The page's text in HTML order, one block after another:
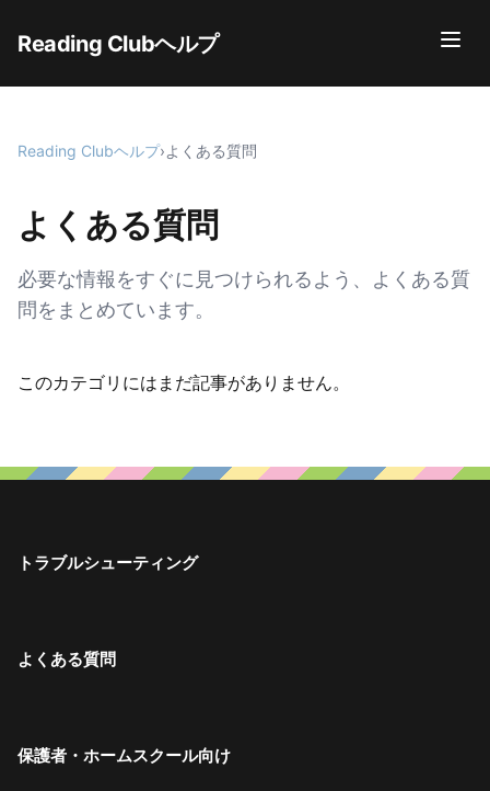
Reading Clubヘルプ
Reading Clubヘルプ›よくある質問
よくある質問
必要な情報をすぐに見つけられるよう、よくある質
問をまとめています。
このカテゴリにはまだ記事がありません。
トラブルシューティング
よくある質問
保護者・ホームスクール向け